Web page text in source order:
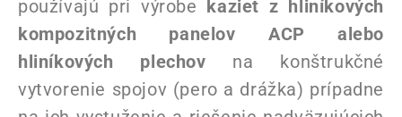
používajú pri výrobe kaziet z hliníkových
kompozitných panelov ACP alebo
hliníkových plechov na konštrukčné
vytvorenie spojov (pero a drážka) prípadne